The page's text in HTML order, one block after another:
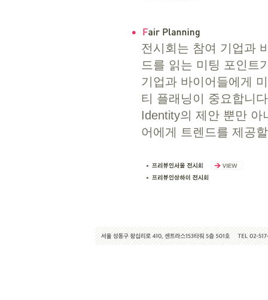
전시회는 참여 기업과
드를 읽는 미팅 포인트
기업과 바이어들에게
티 플래닝이 중요합니
Identity의 제안 뿐만 아
어에게 트렌드를 제공